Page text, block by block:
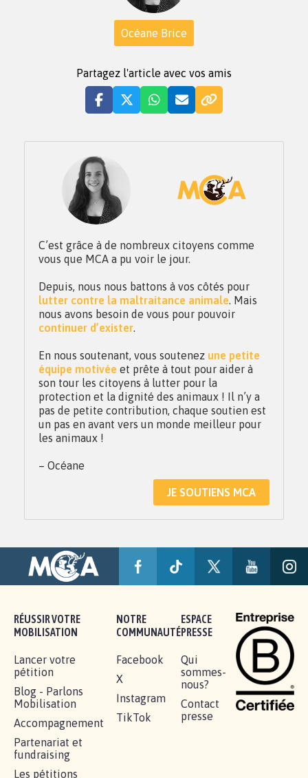
Océane Brice
Partagez l'article avec vos amis
C’est grâce à de nombreux citoyens comme
vous que MCA a pu voir le jour.
Depuis, nous nous battons à vos côtés pour
lutter contre la maltraitance animale. Mais
nous avons besoin de vous pour pouvoir
continuer d’exister.
En nous soutenant, vous soutenez une petite
équipe motivée et prête à tout pour aider à
son tour les citoyens à lutter pour la
protection et la dignité des animaux ! Il n’y a
pas de petite contribution, chaque soutien est
un pas en avant vers un monde meilleur pour
les animaux !
– Océane
JE SOUTIENS MCA
RÉUSSIR VOTRE
MOBILISATION
Lancer votre
pétition
Blog - Parlons
Mobilisation
Accompagnement
Partenariat et
fundraising
Les pétitions
NOTRE
COMMUNAUTÉ
Facebook
X
Instagram
TikTok
ESPACE
PRESSE
Qui
sommes-
nous?
Contact
presse